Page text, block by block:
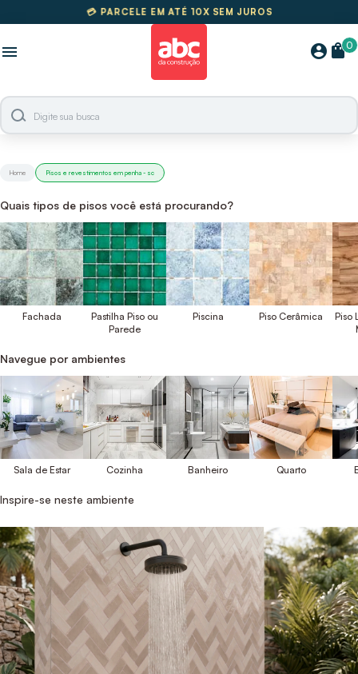
💳 PARCELE EM ATÉ 10X SEM JUROS
FRETE GRÁTIS SUL E SUDESTE
🚚
menu account_circle 0
shopping_bag
Home Pisos e revestimentos em penha - sc
Quais tipos de pisos você está procurando?
Fachada
Pastilha Piso ou
Parede
Piscina Piso Cerâmica
Piso
Navegue por ambientes
Sala de Estar Cozinha Banheiro Quarto
Inspire-se neste ambiente